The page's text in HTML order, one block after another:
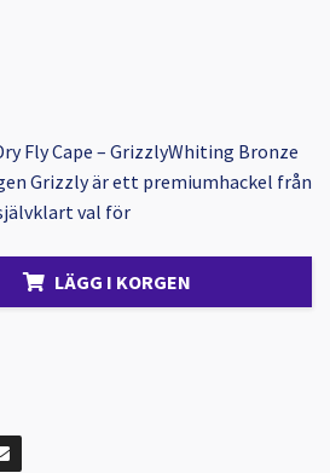
Fly Cape – GrizzlyWhiting Bronze
Grizzly är ett premiumhackel från
val för
LÄGG I KORGEN